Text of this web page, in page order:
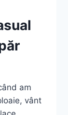
am
vânt